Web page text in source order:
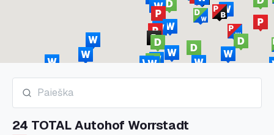
24 TOTAL Autohof Worrstadt